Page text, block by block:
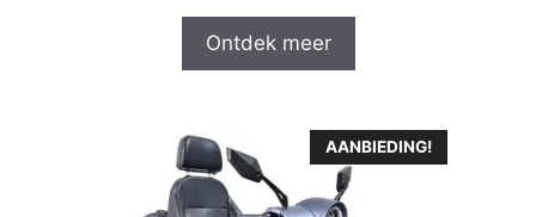
Ontdek meer
AANBIEDING!